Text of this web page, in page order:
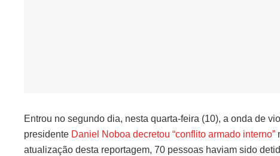
Entrou no segundo dia, nesta quarta-feira (10), a onda de
presidente Daniel Noboa decretou “conflito armado interno”
atualização desta reportagem, 70 pessoas haviam sido